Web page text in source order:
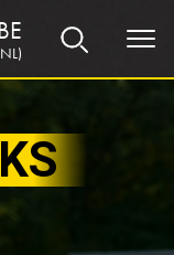
BE